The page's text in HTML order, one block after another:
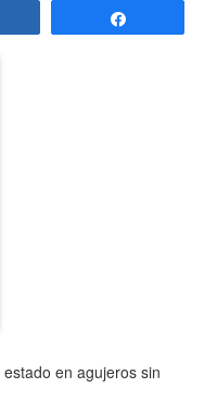
en agujeros sin